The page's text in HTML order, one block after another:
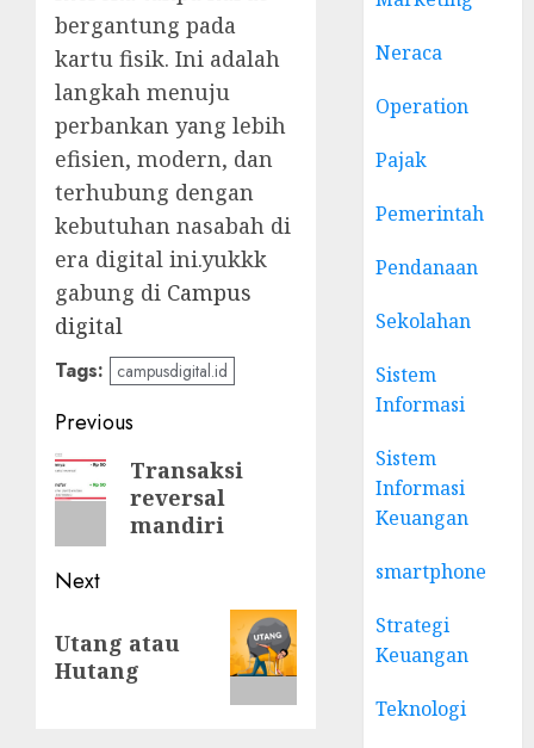
bergantung pada
kartu fisik. Ini adalah
langkah menuju
perbankan yang lebih
efisien, modern, dan
terhubung dengan
kebutuhan nasabah di
era digital ini.yukkk
gabung di Campus
digital
Tags: campusdigital.id
Post
navigation
Previous
Previous
post:
Transaksi
reversal
mandiri
Next
post:
Utang atau
Hutang
Neraca
Operation
Pajak
Pemerintah
Pendanaan
Sekolahan
Sistem
Informasi
Sistem
Informasi
Keuangan
smartphone
Strategi
Keuangan
Teknologi